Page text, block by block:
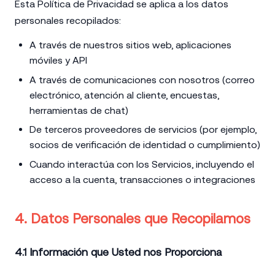
Esta Política de Privacidad se aplica a los datos
personales recopilados:
A través de nuestros sitios web, aplicaciones
móviles y API
A través de comunicaciones con nosotros (correo
electrónico, atención al cliente, encuestas,
herramientas de chat)
De terceros proveedores de servicios (por ejemplo,
socios de verificación de identidad o cumplimiento)
Cuando interactúa con los Servicios, incluyendo el
acceso a la cuenta, transacciones o integraciones
4. Datos Personales que Recopilamos
4.1 Información que Usted nos Proporciona